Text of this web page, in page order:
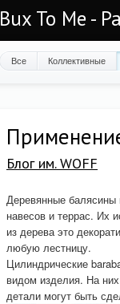
Bux To Me -
Все Коллективные
Блог им. WOFF
Деревянные балясины
навесов и террас. Их
из дерева это
любую лестницу.
Цилиндрические
видом изделия. На
детали могут быть